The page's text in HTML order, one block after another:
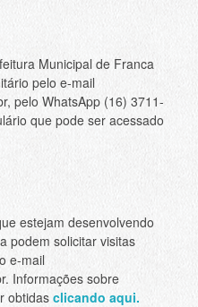
Municipal de Franca
pelo e-mail
pelo WhatsApp (16) 3711-
que pode ser acessado
estejam desenvolvendo
podem solicitar visitas
e-mail
Informações sobre
obtidas clicando aqui.